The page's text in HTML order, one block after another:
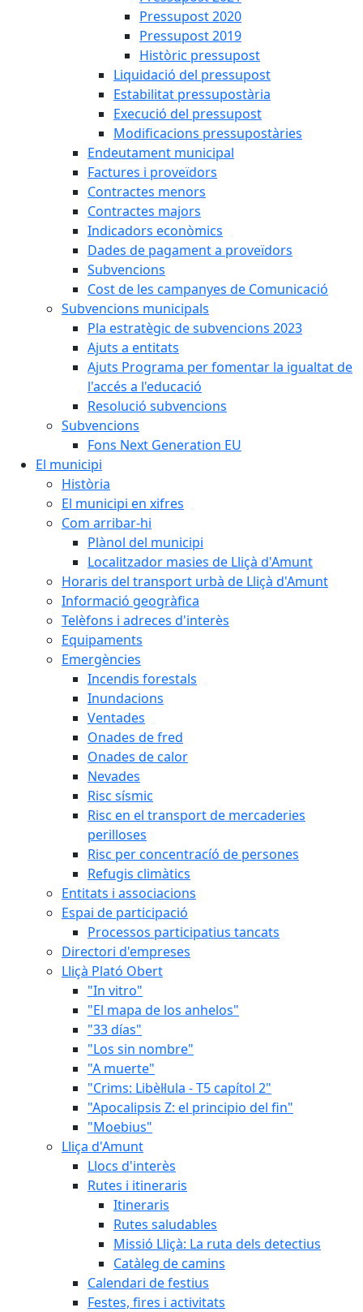
Pressupost 2020
Pressupost 2019
Històric pressupost
Liquidació del pressupost
Estabilitat pressupostària
Execució del pressupost
Modificacions pressupostàries
Endeutament municipal
Factures i proveïdors
Contractes menors
Contractes majors
Indicadors econòmics
Dades de pagament a proveïdors
Subvencions
Cost de les campanyes de Comunicació
Subvencions municipals
Pla estratègic de subvencions 2023
Ajuts a entitats
Ajuts Programa per fomentar la igualtat de
l'accés a l'educació
Resolució subvencions
Subvencions
Fons Next Generation EU
El municipi
Història
El municipi en xifres
Com arribar-hi
Plànol del municipi
Localitzador masies de Lliçà d'Amunt
Horaris del transport urbà de Lliçà d'Amunt
Informació geogràfica
Telèfons i adreces d'interès
Equipaments
Emergències
Incendis forestals
Inundacions
Ventades
Onades de fred
Onades de calor
Nevades
Risc sísmic
Risc en el transport de mercaderies
perilloses
Risc per concentracíó de persones
Refugis climàtics
Entitats i associacions
Espai de participació
Processos participatius tancats
Directori d'empreses
Lliçà Plató Obert
"In vitro"
"El mapa de los anhelos"
"33 días"
"Los sin nombre"
"A muerte"
"Crims: Libèl·lula - T5 capítol 2"
"Apocalipsis Z: el principio del fin"
"Moebius"
Lliça d'Amunt
Llocs d'interès
Rutes i itineraris
Itineraris
Rutes saludables
Missió Lliçà: La ruta dels detectius
Catàleg de camins
Calendari de festius
Festes, fires i activitats